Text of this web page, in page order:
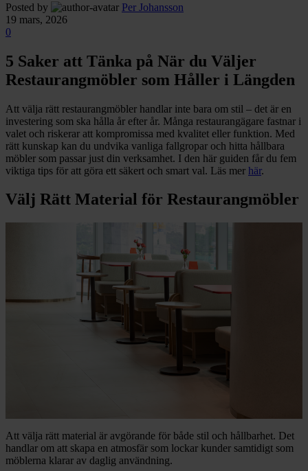
Posted by
Per Johansson
19 mars, 2026
0
5 Saker att Tänka på När du Väljer
Restaurangmöbler som Håller i Längden
Att välja rätt restaurangmöbler handlar inte bara om stil – det är en
investering som ska hålla år efter år. Många restaurangägare fastnar i
valet och riskerar att kompromissa med kvalitet eller funktion. Med
rätt kunskap kan du undvika vanliga fallgropar och hitta hållbara
möbler som passar just din verksamhet. I den här guiden får du fem
viktiga tips för att göra ett säkert och smart val. Läs mer här.
Välj Rätt Material för Restaurangmöbler
Att välja rätt material är avgörande för både stil och hållbarhet. Det
handlar om att skapa en atmosfär som lockar kunder samtidigt som
möblerna klarar av daglig användning.